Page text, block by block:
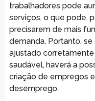
trabalhadores pode
serviços, o que pode,
precisarem de mais
demanda. Portanto,
ajustado
saudável, haverá a
criação de empregos
desemprego.